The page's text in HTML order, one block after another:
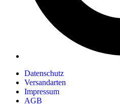
Datenschutz
Versandarten
Impressum
AGB